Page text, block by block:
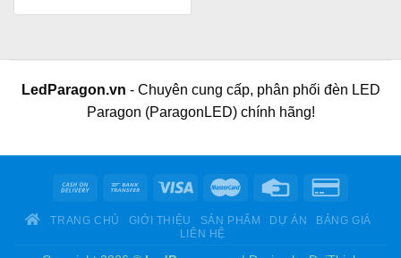
LedParagon.vn - Chuyên cung cấp, phân phối đèn LED
Paragon (ParagonLED) chính hãng!
TRANG CHỦ GIỚI THIỆU SẢN PHẨM DỰ ÁN
BẢNG GIÁ
LIÊN HỆ